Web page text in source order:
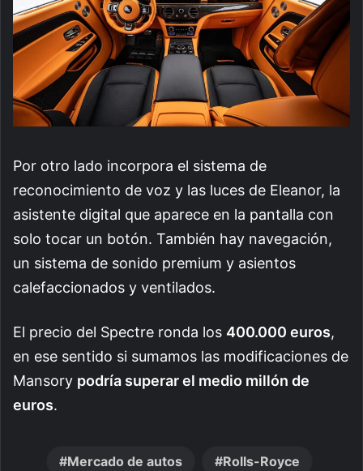
Por otro lado incorpora el sistema de
reconocimiento de voz y las luces de Eleanor, la
asistente digital que aparece en la pantalla con
solo tocar un botón. También hay navegación,
un sistema de sonido premium y asientos
calefaccionados y ventilados.
El precio del Spectre ronda los 400.000 euros,
en ese sentido si sumamos las modificaciones de
Mansory podría superar el medio millón de
euros.
Mercado de autos Rolls-Royce